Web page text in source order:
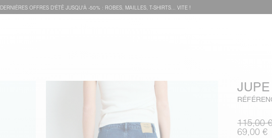
DERNIÈRES OFFRES D'ÉTÊ JUSQU'À -50% : ROBES, MAILLES, T-SHIRTS... VITE !
115,00
69,00 €